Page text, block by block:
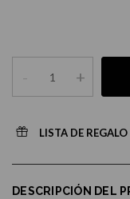
- +
LISTA DE REGALO
DESCRIPCIÓN DEL